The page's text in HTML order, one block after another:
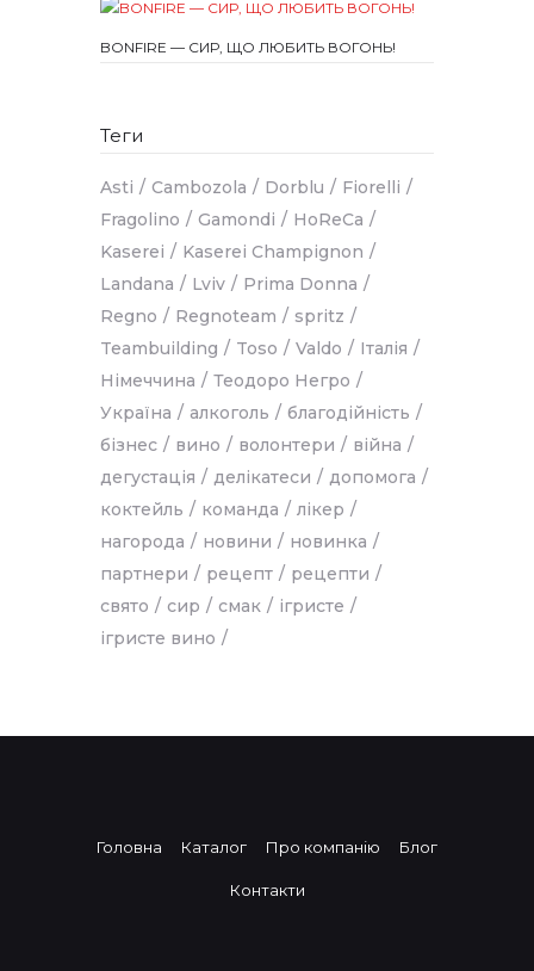
BONFIRE — СИР, ЩО ЛЮБИТЬ ВОГОНЬ!
Теги
Asti Cambozola Dorblu
Fiorelli
Fragolino
Gamondi
HoReCa
Kaserei
Kaserei Champignon
Landana
Lviv
Prima Donna
Regno
Regnoteam
spritz
Teambuilding
Toso Valdo
Італія
Німеччина
Теодоро Негро
Україна
алкоголь
благодійність
бізнес
вино волонтери
війна
дегустація
делікатеси
допомога
коктейль
команда
лікер
нагорода
новини
новинка
партнери
рецепт
рецепти
свято
сир смак
ігристе
ігристе вино
Головна Каталог Про компанію Блог
Контакти